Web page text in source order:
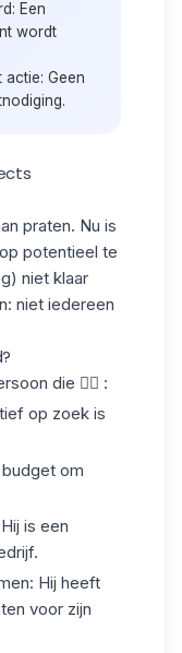
Een
wordt
Geen
praten. Nu is
potentieel te
niet klaar
niet iedereen
die 👇🏻 :
op zoek is
om
is een
: Hij heeft
voor zijn